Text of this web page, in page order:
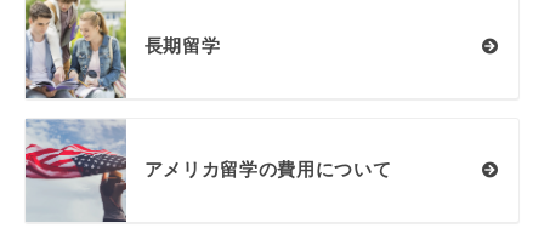
長期留学
アメリカ留学の費用について